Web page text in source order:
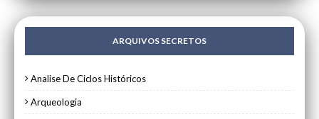
ARQUIVOS SECRETOS
Analise De Ciclos Históricos
Arqueologia